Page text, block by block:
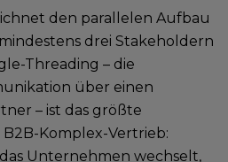
den parallelen Aufbau
drei Stakeholdern
Threading – die
über einen
– ist das größte
Komplex-Vertrieb:
Unternehmen wechselt,